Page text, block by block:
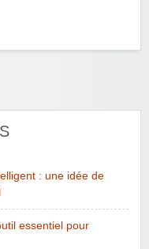
: une idée de
essentiel pour